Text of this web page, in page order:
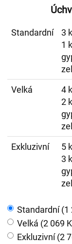
Standardní
3
1
Velká
4
2
Exkluzivní
5
3
Standardní (1
Velká (2 069
Exkluzivní (2